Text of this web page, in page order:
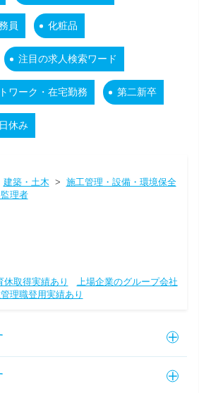
員 化粧品
注目の求人検索ワード
ワーク・在宅勤務 第二新卒
休み
建築・土木 > 施工管理・設備・環境保全
理者
休取得実績あり
上場企業のグループ会社
理職登用実績あり